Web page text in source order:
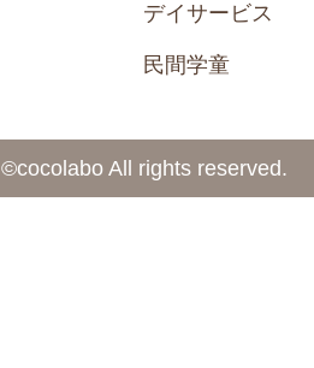
デイサービス
民間学童
©️cocolabo All rights reserved.